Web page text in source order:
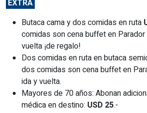
EXTRA
Butaca cama y dos comidas en ruta
comidas son cena buffet en
vuelta ¡de regalo!
Dos comidas en ruta en butaca
dos comidas son cena buffet en
ida y vuelta.
Mayores de 70 años: Abonan
médica en destino: USD 25.-